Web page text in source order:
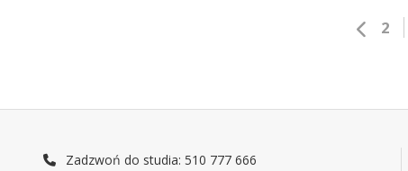
2
Zadzwoń do studia: 510 777 666